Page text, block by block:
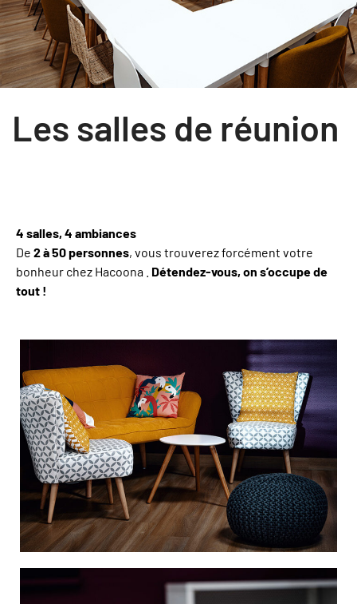
Les salles de réunion
4 salles, 4 ambiances
De 2 à 50 personnes, vous trouverez forcément votre
bonheur chez Hacoona . Détendez-vous, on s’occupe de
tout !